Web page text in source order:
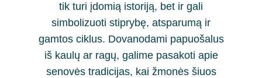
tik turi įdomią istoriją, bet ir gali
simbolizuoti stiprybę, atsparumą ir
gamtos ciklus. Dovanodami papuošalus
iš kaulų ar ragų, galime pasakoti apie
senovės tradicijas, kai žmonės šiuos